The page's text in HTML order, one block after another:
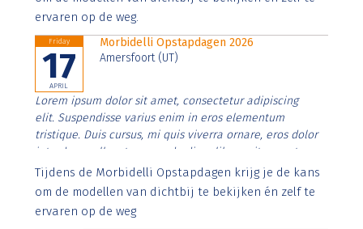
ervaren op de weg.
Friday
17
APRIL
Morbidelli Opstapdagen 2026
Amersfoort (UT)
Lorem ipsum dolor sit amet, consectetur adipiscing
elit. Suspendisse varius enim in eros elementum
tristique. Duis cursus, mi quis viverra ornare, eros dolor
interdum nulla, ut commodo diam libero vitae erat.
Aenean faucibus nibh et justo cursus id rutrum lorem
imperdiet. Nunc ut sem vitae risus tristique posuere.
Tijdens de Morbidelli Opstapdagen krijg je de kans
om de modellen van dichtbij te bekijken én zelf te
ervaren op de weg